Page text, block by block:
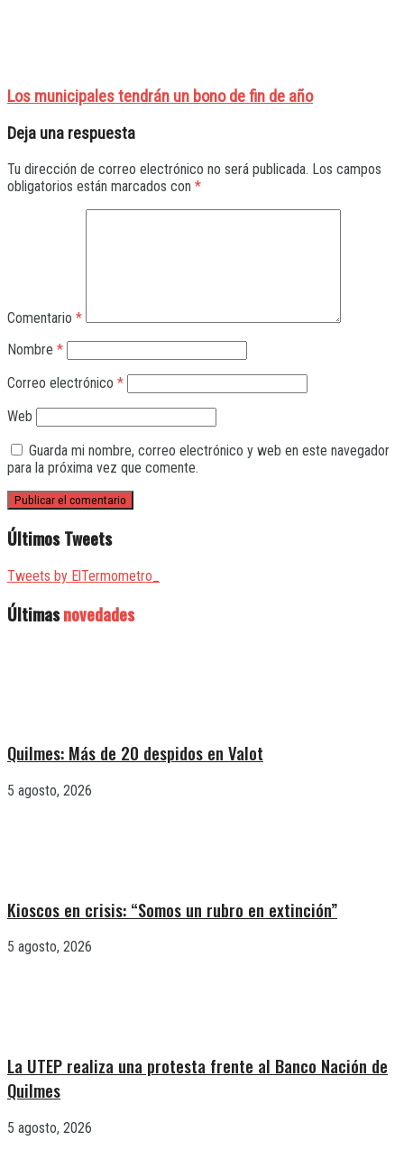
Los municipales tendrán un bono de fin de año
Deja una respuesta
Tu dirección de correo electrónico no será publicada. Los campos
obligatorios están marcados con *
Comentario *
Nombre *
Correo electrónico *
Web
Guarda mi nombre, correo electrónico y web en este navegador
para la próxima vez que comente.
Últimos Tweets
Tweets by ElTermometro_
Últimasnovedades
Quilmes: Más de 20 despidos en Valot
5 agosto, 2026
Kioscos en crisis: “Somos un rubro en extinción”
5 agosto, 2026
La UTEP realiza una protesta frente al Banco Nación de
Quilmes
5 agosto, 2026